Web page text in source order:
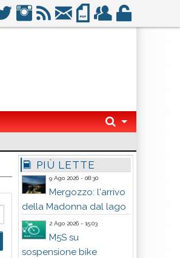
PIÙ LETTE
9 Ago 2026 - 08:30
Mergozzo: l'arrivo
della Madonna dal lago
2 Ago 2026 - 15:03
M5S su
sospensione bike